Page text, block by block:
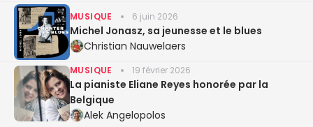
MUSIQUE 6 juin 2026
Michel Jonasz, sa jeunesse et le blues
Christian Nauwelaers
MUSIQUE 19 février 2026
La pianiste Eliane Reyes honorée par la
Belgique
Alek Angelopolos